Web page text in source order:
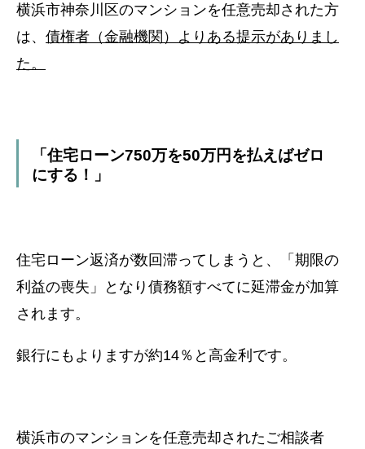
横浜市神奈川区のマンションを任意売却された方
は、 債権者（金融機関）よりある提示がありまし
た。
「住宅ローン750万を50万円を払えばゼロ
にする！」
住宅ローン返済が数回滞ってしまうと、
「期限の
利益の喪失」となり債務額すべてに延滞金が加算
されます。
銀行にもよりますが約14％と高金利です。
横浜市のマンションを任意売却されたご相談者